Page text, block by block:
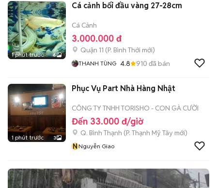
1 phút trước 6
Cá cảnh bối đầu vàng 27-28cm
Cá Cảnh
3.000.000 đ
Quận 11 (P. Bình Thới mới)
THANH TÙNG 4.8 910 đã bán
1 phút trước 3
Phục Vụ Part Nhà Hàng Nhật
CÔNG TY TNHH TORISHO - CON GÀ CƯỜI
Đến 33.000 đ/giờ
Q. Bình Thạnh (P. Thạnh Mỹ Tây mới)
NNguyễn Giao